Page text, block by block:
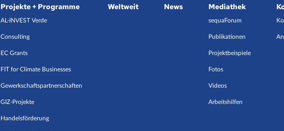
Projekte + Programme
AL-INVEST Verde
Consulting
EC Grants
FIT for Climate Businesses
Gewerkschaftspartnerschaften
GIZ-Projekte
Handelsförderung
Weltweit News Mediathek
sequaForum
Publikationen
Projektbeispiele
Fotos
Videos
Arbeitshilfen